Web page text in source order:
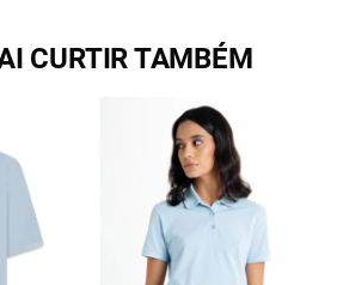
CURTIR TAMBÉM